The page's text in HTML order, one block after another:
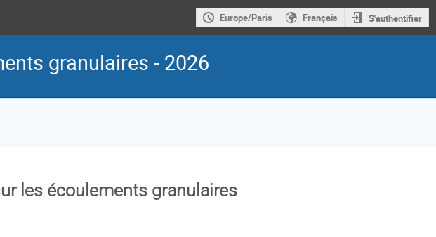
Europe/Paris Français S'authentifier
granulaires - 2026
les écoulements granulaires